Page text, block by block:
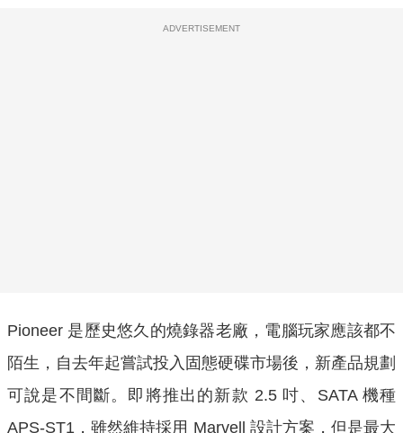
ADVERTISEMENT
Pioneer 是歷史悠久的燒錄器老廠，電腦玩家應該都不
陌生，自去年起嘗試投入固態硬碟市場後，新產品規劃
可說是不間斷。即將推出的新款 2.5 吋、SATA 機種
APS-ST1，雖然維持採用 Marvell 設計方案，但是最大